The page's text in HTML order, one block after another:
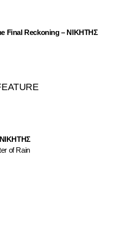
Final Reckoning – ΝΙΚΗΤΗΣ
of Rain